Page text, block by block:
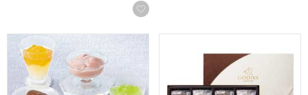
お気に入りに登録する
ゴディバ ムースショコラ エ カカオフルーツ ジュレ(13個入